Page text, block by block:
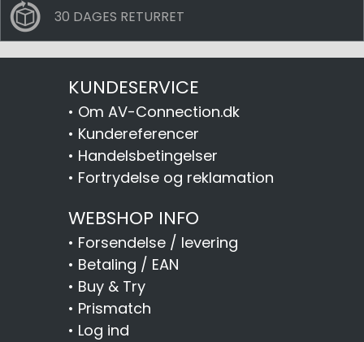
30 DAGES RETURRET
KUNDESERVICE
• Om AV-Connection.dk
• Kundereferencer
• Handelsbetingelser
• Fortrydelse og reklamation
WEBSHOP INFO
• Forsendelse / levering
• Betaling / EAN
• Buy & Try
• Prismatch
• Log ind